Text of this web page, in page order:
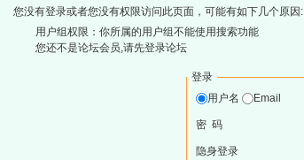
您没有登录或者您没有权限访问此页面，可能有如下几个原因:
用户组权限：你所属的用户组不能使用搜索功能
您还不是论坛会员,请先登录论坛
登录
用户名
Email
密 码
隐身登录